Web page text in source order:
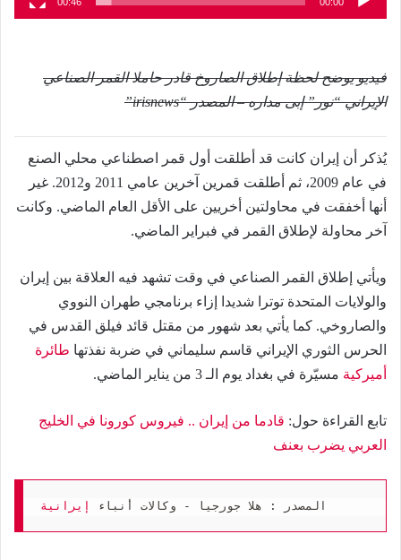
فيديو يوضح لحظة إطلاق الصاروخ قادر حاملا القمر الصناعي
الإيراني “نور” إبى مداره – المصدر “irisnews”
يُذكر أن إيران كانت قد أطلقت أول قمر اصطناعي محلي الصنع
في عام 2009، ثم أطلقت قمرين آخرين عامي 2011 و2012. غير
أنها أخفقت في محاولتين أخريين على الأقل العام الماضي. وكانت
آخر محاولة لإطلاق القمر في فبراير الماضي.
ويأتي إطلاق القمر الصناعي في وقت تشهد فيه العلاقة بين إيران
والولايات المتحدة توترا شديدا إزاء برنامجي طهران النووي
والصاروخي. كما يأتي بعد شهور من مقتل قائد فيلق القدس في
الحرس الثوري الإيراني قاسم سليماني في ضربة نفذتها طائرة
أميركية مسيّرة في بغداد يوم الـ 3 من يناير الماضي.
تابع القراءة حول: قادما من إيران .. فيروس كورونا في الخليج
العربي يضرب بعنف
المصدر : هلا جورجيا - وكالات أنباء إيرانية